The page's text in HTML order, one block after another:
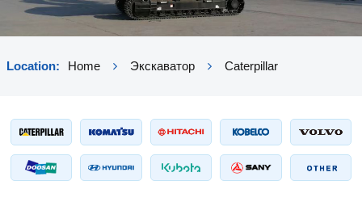
Location: Home Экскаватор Caterpillar